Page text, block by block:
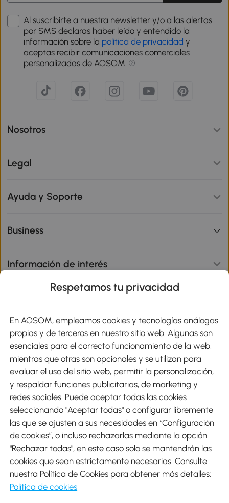
Al suscribirte a nuestra newsletter y/o a las alertas
por SMS declaras haber leído y entendido la
información sobre la política de privacidad y
aceptas recibir comunicaciones comerciales
personalizadas de AOSOM.
Nosotros
Legal
Ayuda y Soporte
Business
Información de interés
Métodos de Pago
Envíos
Descargar Aosom App
Google Play
Respetamos tu privacidad
En AOSOM, empleamos cookies y tecnologías análogas
propias y de terceros en nuestro sitio web. Algunas son
esenciales para el correcto funcionamiento de la web,
mientras que otras son opcionales y se utilizan para
evaluar el uso del sitio web, permitir la personalización,
y respaldar funciones publicitarias, de marketing y
redes sociales. Puede aceptar todas las cookies
seleccionando "Aceptar todas" o configurar libremente
las que se ajusten a sus necesidades en “Configuración
de cookies”, o incluso rechazarlas mediante la opción
"Rechazar todas", en este caso solo se mantendrán las
cookies que sean estrictamente necesarias. Consulte
nuestra Política de Cookies para obtener más detalles:
Política de cookies